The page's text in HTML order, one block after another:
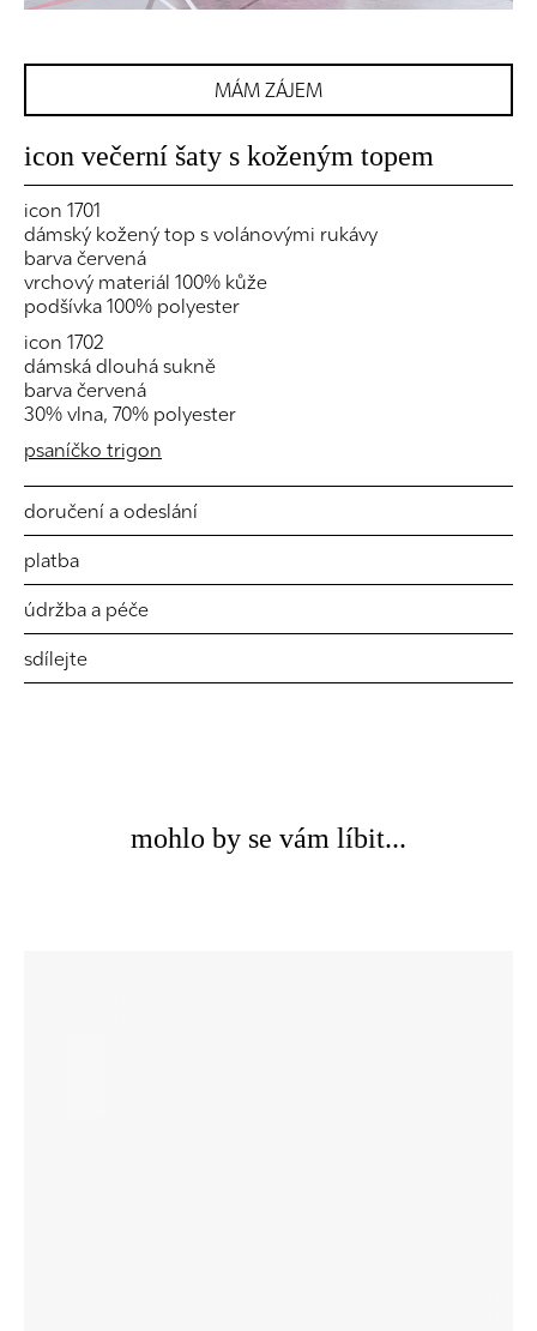
MÁM ZÁJEM
icon večerní šaty s koženým topem
icon 1701
dámský kožený top s volánovými rukávy
barva červená
vrchový materiál 100% kůže
podšívka 100% polyester
icon 1702
dámská dlouhá sukně
barva červená
30% vlna, 70% polyester
psaníčko trigon
doručení a odeslání
platba
údržba a péče
sdílejte
mohlo by se vám líbit...